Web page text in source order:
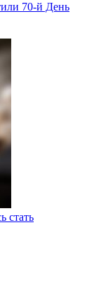
70-й День
стать